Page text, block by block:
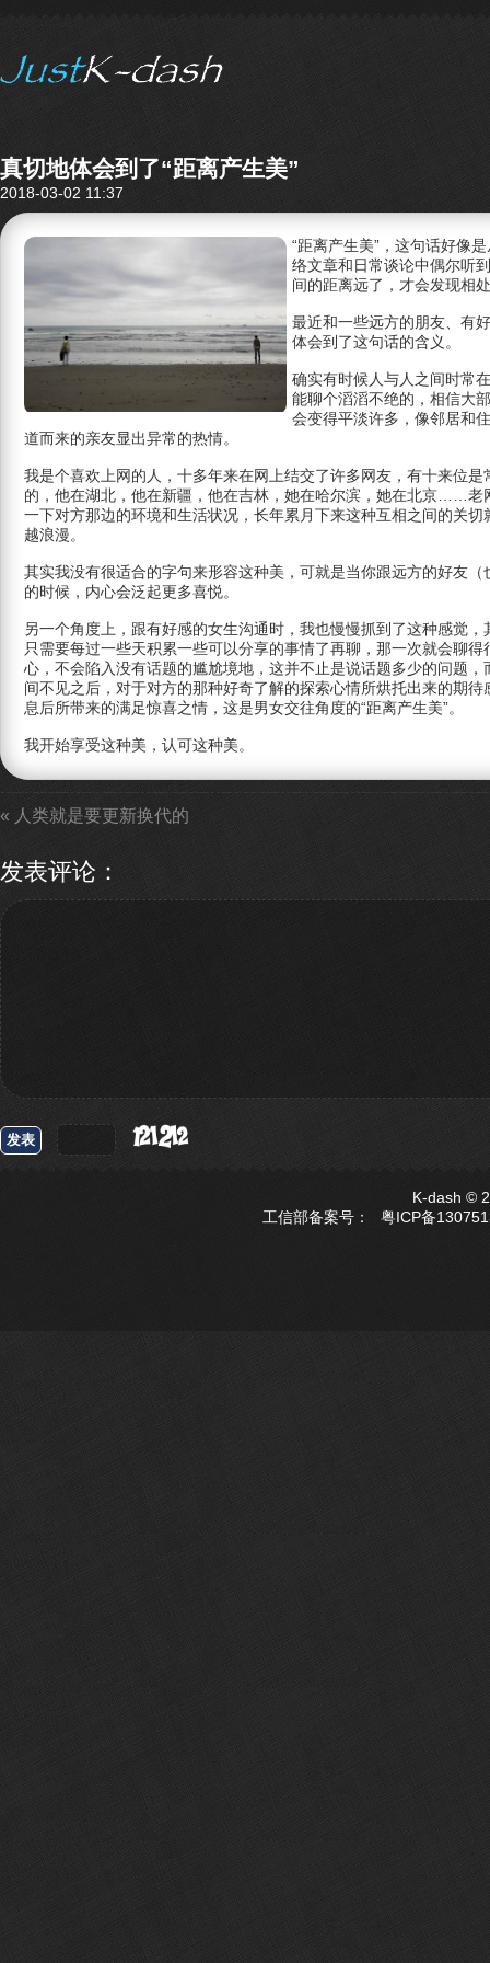
真切地体会到了“距离产生美”
2018-03-02 11:37
“距离产生美”，这句话好像
络文章和日常谈论中偶尔听
间的距离远了，才会发现相
最近和一些远方的朋友、有
体会到了这句话的含义。
确实有时候人与人之间时常
能聊个滔滔不绝的，相信大
会变得平淡许多，像邻居和
道而来的亲友显出异常的热情。
我是个喜欢上网的人，十多年来在网上结交了许多网友，有十来位
的，他在湖北，他在新疆，他在吉林，她在哈尔滨，她在北京……老
一下对方那边的环境和生活状况，长年累月下来这种互相之间的关
越浪漫。
其实我没有很适合的字句来形容这种美，可就是当你跟远方的好友（
的时候，内心会泛起更多喜悦。
另一个角度上，跟有好感的女生沟通时，我也慢慢抓到了这种感觉
只需要每过一些天积累一些可以分享的事情了再聊，那一次就会聊
心，不会陷入没有话题的尴尬境地，这并不止是说话题多少的问题
间不见之后，对于对方的那种好奇了解的探索心情所烘托出来的期
息后所带来的满足惊喜之情，这是男女交往角度的“距离产生美”。
我开始享受这种美，认可这种美。
« 人类就是要更新换代的
发表评论 ：
发表
K-dash ©
工信部备案号：
粤ICP备